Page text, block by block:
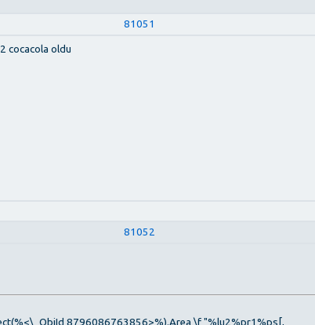
81051
cocacola oldu
81052
8796086763856>%).Area \f "%lu2%pr1%ps[,